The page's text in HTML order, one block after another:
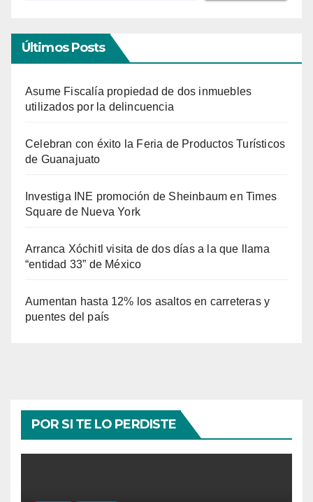
Últimos Posts
Asume Fiscalía propiedad de dos inmuebles
utilizados por la delincuencia
Celebran con éxito la Feria de Productos Turísticos
de Guanajuato
Investiga INE promoción de Sheinbaum en Times
Square de Nueva York
Arranca Xóchitl visita de dos días a la que llama
“entidad 33” de México
Aumentan hasta 12% los asaltos en carreteras y
puentes del país
POR SI TE LO PERDISTE